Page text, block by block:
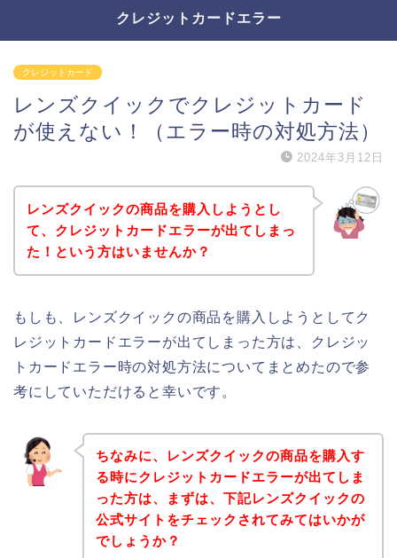
クレジットカードエラー
クレジットカード
レンズクイックでクレジットカード
が使えない！（エラー時の対処方法）
2024年3月12日
レンズクイックの商品を購入しようとし
て、クレジットカードエラーが出てしまっ
た！という方はいませんか？
もしも、レンズクイックの商品を購入しようとしてク
レジットカードエラーが出てしまった方は、クレジッ
トカードエラー時の対処方法についてまとめたので参
考にしていただけると幸いです。
ちなみに、レンズクイックの商品を購入す
る時にクレジットカードエラーが出てしま
った方は、まずは、下記レンズクイックの
公式サイトをチェックされてみてはいかが
でしょうか？